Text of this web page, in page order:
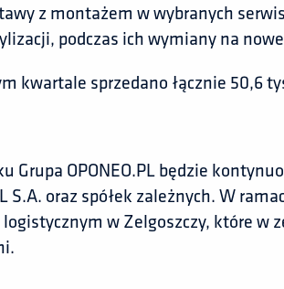
z montażem w wybranych
podczas ich wymiany na
kwartale sprzedano łącznie 50,6
Grupa OPONEO.PL będzie
S.A. oraz spółek zależnych. W
w Zelgoszczy, które w